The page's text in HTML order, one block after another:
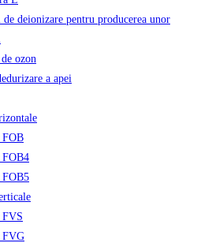
de deionizare pentru producerea unor
ozon
a apei
FOB
FOB4
FOB5
FVS
FVG